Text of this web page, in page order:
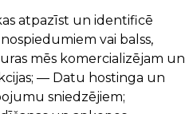
atpazīst un identificē
vai balss,
mēs komercializējam un
— Datu hostinga un
sniedzējiem;